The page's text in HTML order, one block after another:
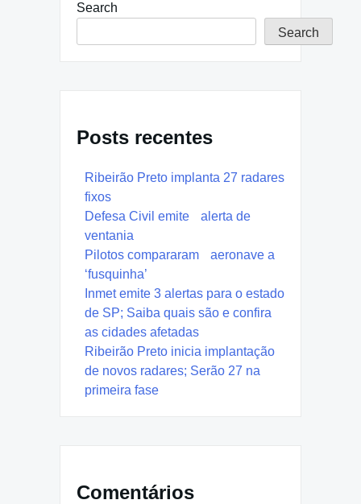
Search
Search
Posts recentes
Ribeirão Preto implanta 27 radares
fixos
Defesa Civil emite alerta de
ventania
Pilotos compararam aeronave a
‘fusquinha’
Inmet emite 3 alertas para o estado
de SP; Saiba quais são e confira
as cidades afetadas
Ribeirão Preto inicia implantação
de novos radares; Serão 27 na
primeira fase
Comentários